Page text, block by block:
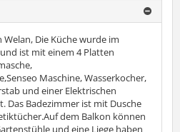
Die Küche wurde im
ist mit einem 4 Platten
Maschine, Wasserkocher,
und einer Elektrischen
Das Badezimmer ist mit Dusche
dem Balkon können
und eine Liege haben